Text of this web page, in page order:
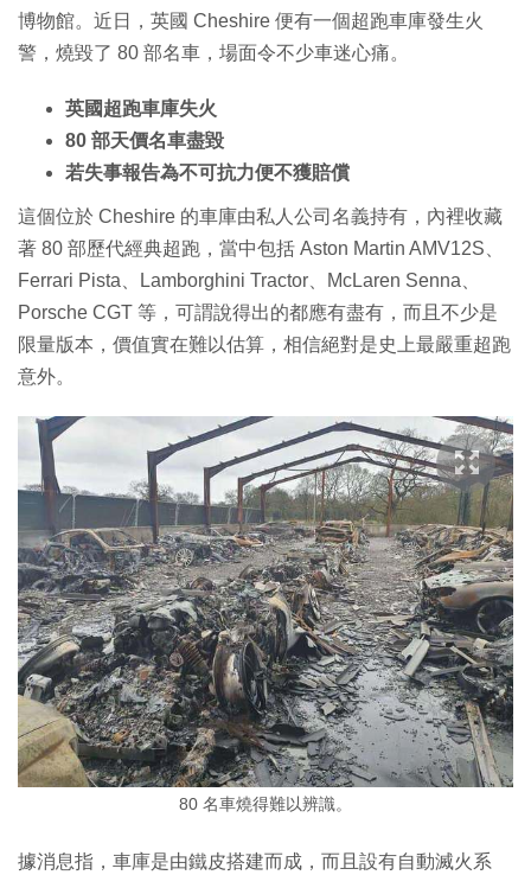
博物館。近日，英國 Cheshire 便有一個超跑車庫發生火
警，燒毀了 80 部名車，場面令不少車迷心痛。
英國超跑車庫失火
80 部天價名車盡毀
若失事報告為不可抗力便不獲賠償
這個位於 Cheshire 的車庫由私人公司名義持有，內裡收藏
著 80 部歷代經典超跑，當中包括 Aston Martin AMV12S、
Ferrari Pista、Lamborghini Tractor、McLaren Senna、
Porsche CGT 等，可謂說得出的都應有盡有，而且不少是
限量版本，價值實在難以估算，相信絕對是史上最嚴重超跑
意外。
80 名車燒得難以辨識。
據消息指，車庫是由鐵皮搭建而成，而且設有自動滅火系